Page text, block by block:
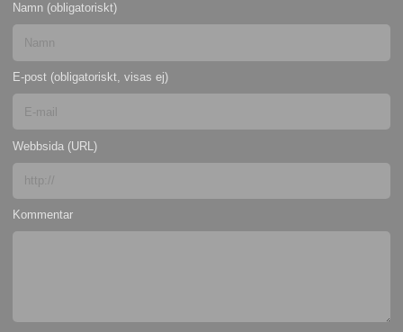
Namn (obligatoriskt)
E-post (obligatoriskt, visas ej)
Webbsida (URL)
Kommentar